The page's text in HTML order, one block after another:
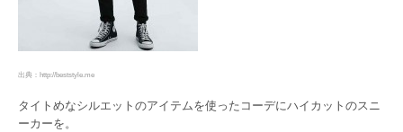
出典：http://beststyle.me
タイトめなシルエットのアイテムを使ったコーデにハイカットのスニ
ーカーを。